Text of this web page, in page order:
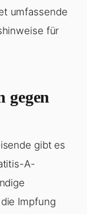
umfassende
für
gegen
gibt es
A-
Impfung